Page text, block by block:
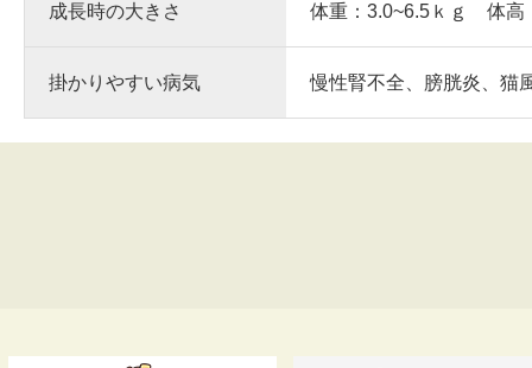
成長時の大きさ 体重：3.0~6.5ｋｇ 体高
掛かりやすい病気 慢性腎不全、膀胱炎、猫